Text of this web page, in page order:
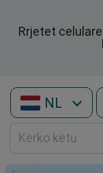
Rrjetet
NL